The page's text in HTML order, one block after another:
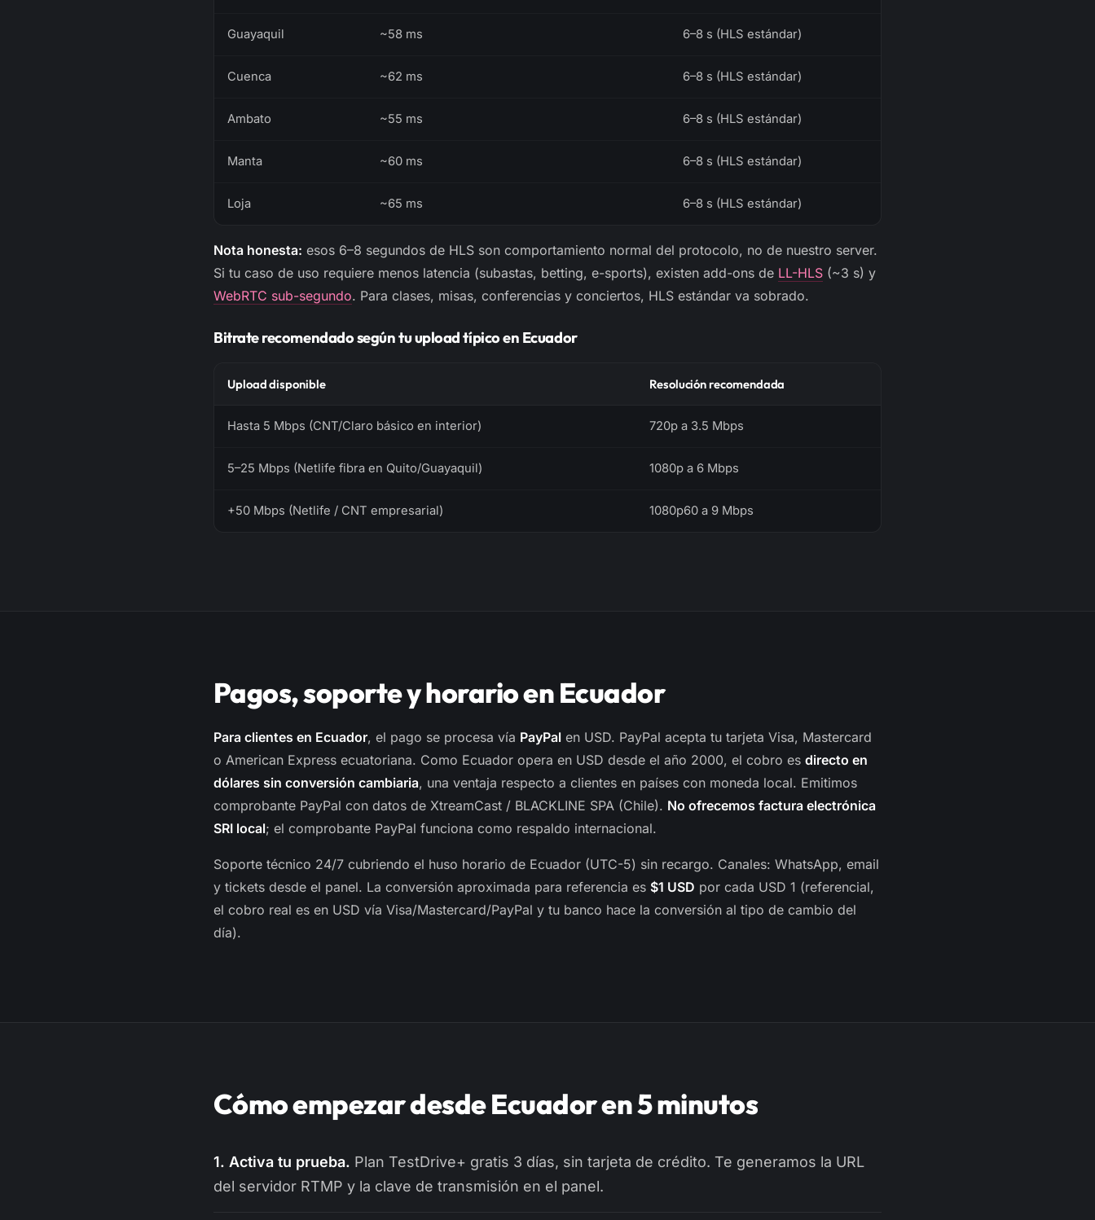
Guayaquil ~58 ms 6–8 s (HLS estándar)
Cuenca ~62 ms 6–8 s (HLS estándar)
Ambato ~55 ms 6–8 s (HLS estándar)
Manta ~60 ms 6–8 s (HLS estándar)
Loja ~65 ms 6–8 s (HLS estándar)
Nota honesta: esos 6–8 segundos de HLS son comportamiento normal del protocolo, no de nuestro server.
Si tu caso de uso requiere menos latencia (subastas, betting, e-sports), existen add-ons de LL-HLS (~3 s) y
WebRTC sub-segundo. Para clases, misas, conferencias y conciertos, HLS estándar va sobrado.
Bitrate recomendado según tu upload típico en Ecuador
Upload disponible Resolución recomendada
Hasta 5 Mbps (CNT/Claro básico en interior) 720p a 3.5 Mbps
5–25 Mbps (Netlife fibra en Quito/Guayaquil) 1080p a 6 Mbps
+50 Mbps (Netlife / CNT empresarial) 1080p60 a 9 Mbps
Pagos, soporte y horario en Ecuador
Para clientes en Ecuador, el pago se procesa vía PayPal en USD. PayPal acepta tu tarjeta Visa, Mastercard
o American Express ecuatoriana. Como Ecuador opera en USD desde el año 2000, el cobro es directo en
dólares sin conversión cambiaria, una ventaja respecto a clientes en países con moneda local. Emitimos
comprobante PayPal con datos de XtreamCast / BLACKLINE SPA (Chile). No ofrecemos factura electrónica
SRI local; el comprobante PayPal funciona como respaldo internacional.
Soporte técnico 24/7 cubriendo el huso horario de Ecuador (UTC-5) sin recargo. Canales: WhatsApp, email
y tickets desde el panel. La conversión aproximada para referencia es $1 USD por cada USD 1 (referencial,
el cobro real es en USD vía Visa/Mastercard/PayPal y tu banco hace la conversión al tipo de cambio del
día).
Cómo empezar desde Ecuador en 5 minutos
1. Activa tu prueba. Plan TestDrive+ gratis 3 días, sin tarjeta de crédito. Te generamos la URL
del servidor RTMP y la clave de transmisión en el panel.